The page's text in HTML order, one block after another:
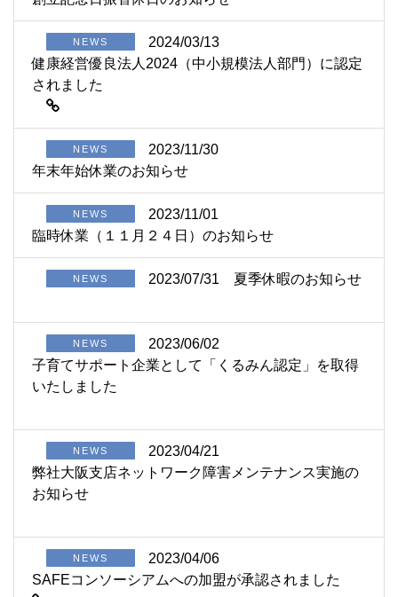
NEWS
2024/03/13
健康経営優良法人2024（中小規模法人部門）に認定
されました
NEWS
2023/11/30
年末年始休業のお知らせ
NEWS
2023/11/01
臨時休業（１１月２４日）のお知らせ
NEWS 2023/07/31 夏季休暇のお知らせ
NEWS
2023/06/02
子育てサポート企業として「くるみん認定」を取得
いたしました
NEWS
2023/04/21
弊社大阪支店ネットワーク障害メンテナンス実施の
お知らせ
NEWS
2023/04/06
SAFEコンソーシアムへの加盟が承認されました